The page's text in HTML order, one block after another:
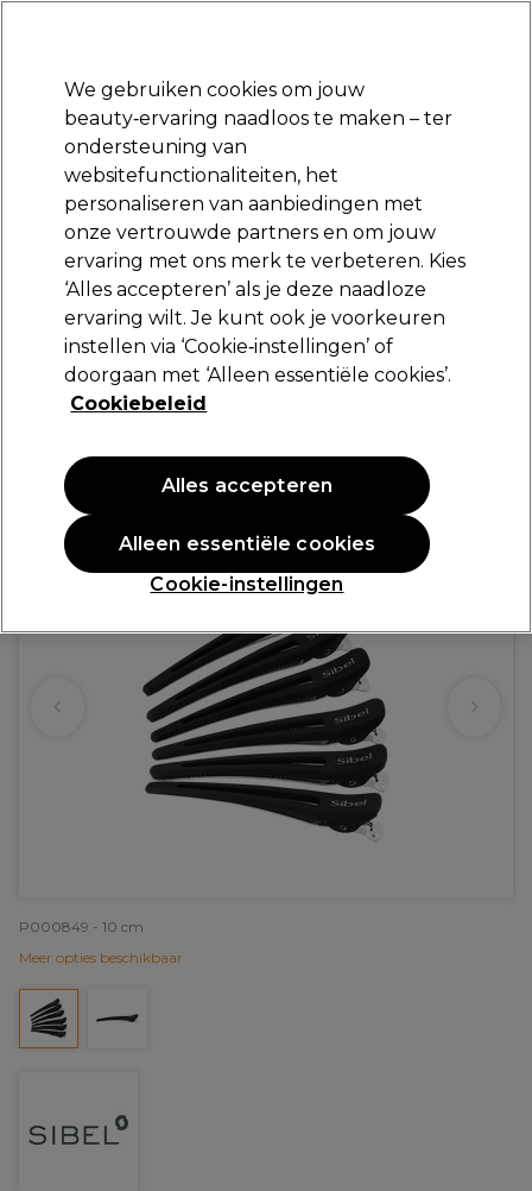
Aanmelden
Merken Deals Haar Elektra
Volgende dag geleverd*
Na verzending, maandag t/m vrijdag
Sibel Scheidingsklemmen Carbon-Alu 10cm
Zwart 6 Stk.
(1
PROMOTIE
P000849 - 10 cm
Meer opties beschikbaar
We gebruiken cookies om jouw
beauty‑ervaring naadloos te maken – ter
ondersteuning van
websitefunctionaliteiten, het
personaliseren van aanbiedingen met
onze vertrouwde partners en om jouw
ervaring met ons merk te verbeteren. Kies
‘Alles accepteren’ als je deze naadloze
ervaring wilt. Je kunt ook je voorkeuren
instellen via ‘Cookie‑instellingen’ of
doorgaan met ‘Alleen essentiële cookies’.
Cookiebeleid
Cookie-instellingen
Alleen essentiële cookies
Alles accepteren